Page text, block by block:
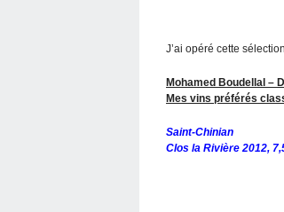
J’ai opéré cette
Mohamed Boudellal –
Mes vins préférés
Saint-Chinian
Clos la Rivière 2012,